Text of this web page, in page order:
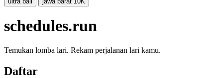
schedules.run
Temukan lomba lari. Rekam perjalanan lari kamu.
Daftar